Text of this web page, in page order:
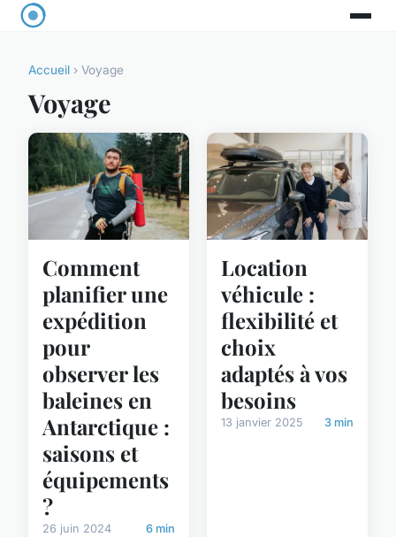
Accueil › Voyage
Voyage
Comment
planifier une
expédition
pour
observer les
baleines en
Antarctique :
saisons et
équipements
?
26 juin 2024 6 min
Location
véhicule :
flexibilité et
choix
adaptés à vos
besoins
13 janvier 2025 3 min